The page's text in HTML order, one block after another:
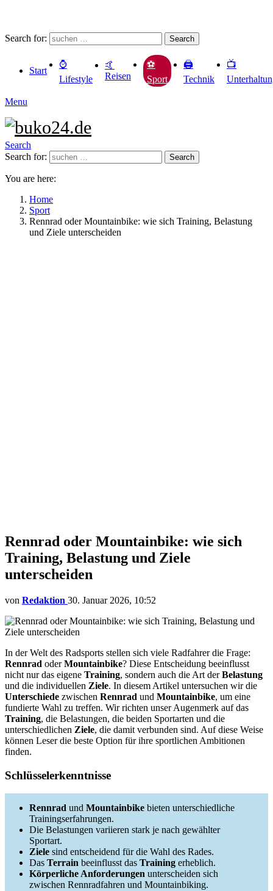
Search for: Search
Start
⌚️
Lifestyle
🤙
Reisen
⚽️
Sport
🖨️
Technik
📺
Menu
Search
Search for:
Search
You are here:
Home
Sport
Rennrad oder Mountainbike: wie sich Training, Belastung
und Ziele unterscheiden
Rennrad oder Mountainbike: wie sich
Training, Belastung und Ziele
unterscheiden
von Redaktion 30. Januar 2026, 10:52
In der Welt des Radsports stellen sich viele Radfahrer die Frage:
Rennrad oderMountainbike? Diese Entscheidung beeinflusst
nicht nur das eigene Training, sondern auch die Art derBelastung
und die individuellen Ziele. In diesem Artikel untersuchen wir die
Unterschiede zwischen Rennrad und Mountainbike, um eine
fundierte Wahl zu treffen. Wir richten unser Augenmerk auf das
Training, die Belastungen, die beiden Sportarten und die
unterschiedlichen Ziele, die damit verbunden sind. Auf diese Weise
können Leser die beste Option für ihre sportlichen Ambitionen
finden.
Schlüsselerkenntnisse
Rennrad und Mountainbike bieten unterschiedliche
Trainingserfahrungen.
Die Belastungen variieren stark je nach gewählter
Sportart.
Ziele sind entscheidend für die Wahl des Rades.
Das Terrain beeinflusst das Training erheblich.
Körperliche Anforderungen unterscheiden sich
zwischen Rennradfahren und Mountainbiking.